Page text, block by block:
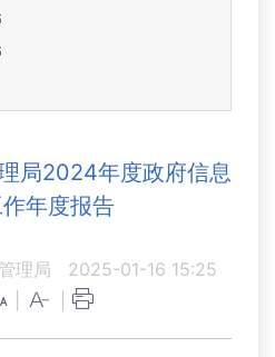
局2024年度政府信息
年度报告
理局
2025-01-16 15:25